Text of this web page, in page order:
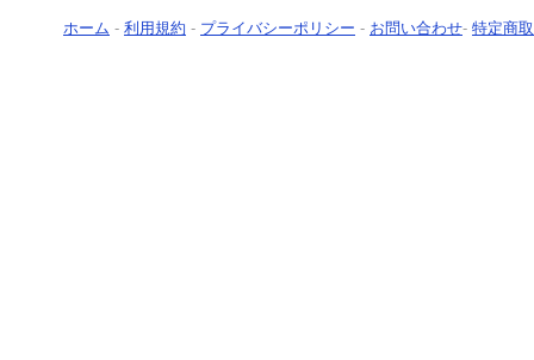
ホーム - 利用規約 - プライバシーポリシー - お問い合わせ- 特定商